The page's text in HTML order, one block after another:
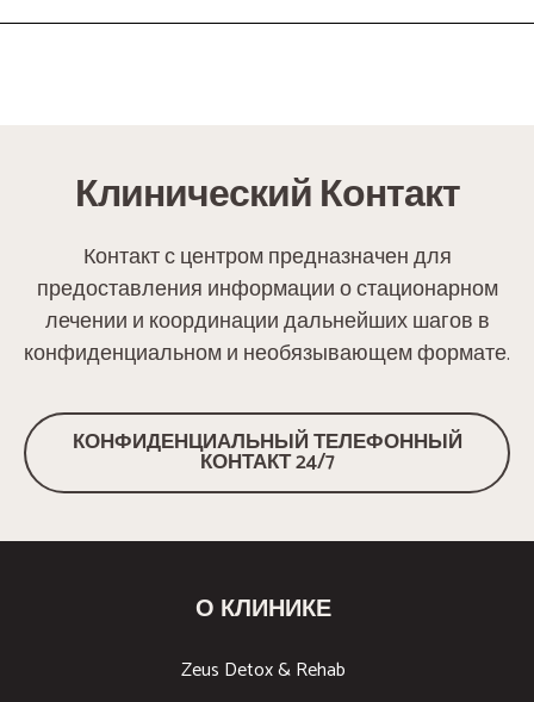
Клинический Контакт
Контакт с центром предназначен для
предоставления информации о стационарном
лечении и координации дальнейших шагов в
конфиденциальном и необязывающем формате.
КОНФИДЕНЦИАЛЬНЫЙ ТЕЛЕФОННЫЙ
КОНТАКТ 24/7
О КЛИНИКЕ
Zeus Detox & Rehab